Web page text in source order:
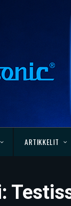
ARTIKKELIT